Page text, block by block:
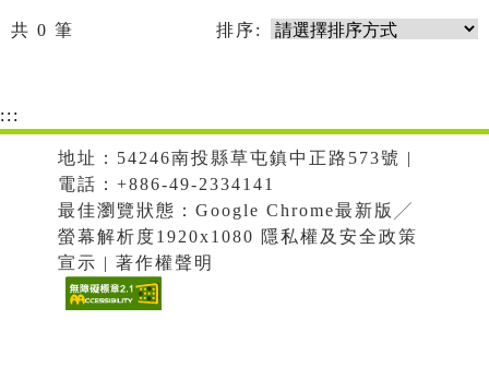
共 0 筆 排序:
:::
地址：54246南投縣草屯鎮中正路573號 |
電話：+886-49-2334141
最佳瀏覽狀態：Google Chrome最新版╱
螢幕解析度1920x1080 隱私權及安全政策
宣示 | 著作權聲明